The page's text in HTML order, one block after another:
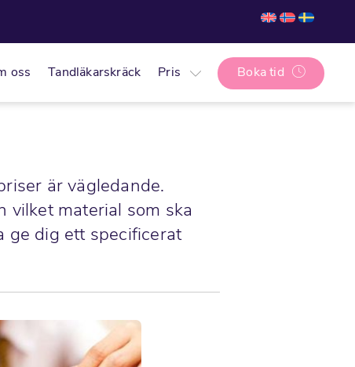
oss Tandläkarskräck Pris Boka tid
är vägledande.
vilket material som ska
ge dig ett specificerat